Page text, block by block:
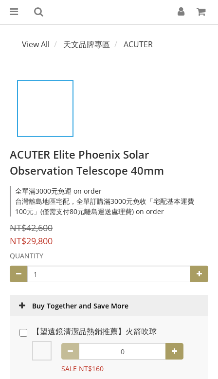
View All 天文品牌專區 ACUTER
ACUTER Elite Phoenix Solar
Observation Telescope 40mm
全單滿3000元免運 on order
台灣離島地區宅配，全單訂購滿3000元免收「宅配基本運費
100元」(僅需支付80元離島運送處理費) on order
NT$42,600
NT$29,800
QUANTITY
Buy Together and Save More
【望遠鏡清潔品熱銷推薦】火箭吹球
SALE NT$160